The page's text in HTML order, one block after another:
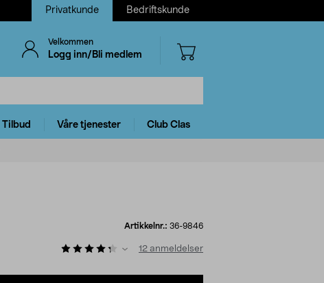
Privatkunde Bedriftskunde
Velkommen
Logg inn/Bli medlem
Tilbud Våre tjenester Club Clas
Artikkelnr.: 36-9846
12 anmeldelser